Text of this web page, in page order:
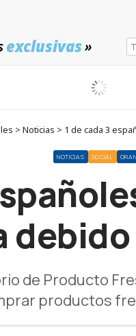
exclusivas»
> Noticias > 1 de cada 3
NOTICIAS SOCIAL
de Producto
productos